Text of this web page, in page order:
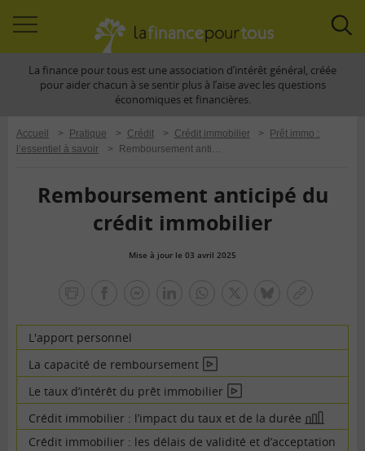
àLa finance pour tous est une association d’intérêt général, créée
pour aider chacun à se sentir plus à l’aise avec les questions
économiques et financières.
Accueil > Pratique > Crédit > Crédit immobilier >
Prêt immo :
l’essentiel à savoir
> Remboursement anticipé du crédit immobilier
Remboursement anticipé du
crédit immobilier
Mise à jour le 03 avril 2025
tous
L'apport personnel
La capacité de remboursementEn
vidéo
Le taux d’intérêt du prêt immobilierEn
vidéo
Crédit immobilier : l’impact du taux et de la durée En
image
Crédit immobilier : les délais de validité et d’acceptation